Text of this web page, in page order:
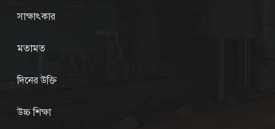
সাক্ষাৎকার
মতামত
দিনের উক্তি
উচ্চ শিক্ষা